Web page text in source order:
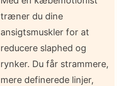
træner du dine
ansigtsmuskler for at
reducere slaphed og
rynker. Du får strammere,
mere definerede linjer,